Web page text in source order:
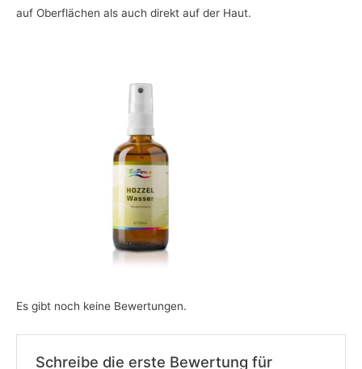
auf Oberflächen als auch direkt auf der Haut.
Es gibt noch keine Bewertungen.
Schreibe die erste Bewertung für